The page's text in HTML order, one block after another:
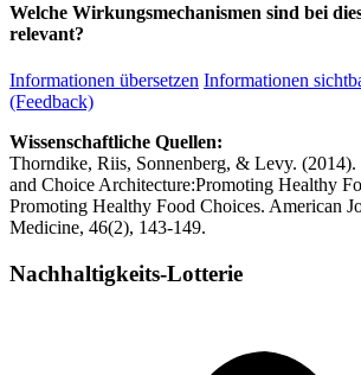
Welche Wirkungsmechanismen sind bei
relevant?
Informationen übersetzen Informationen
(Feedback)
Wissenschaftliche Quellen:
Thorndike, Riis, Sonnenberg, & Levy.
and Choice Architecture:Promoting Healthy
Promoting Healthy Food Choices. American
Medicine, 46(2), 143-149.
Nachhaltigkeits-Lotterie